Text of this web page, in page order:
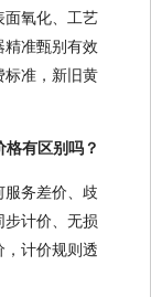
面氧化、工艺
精准甄别有效
标准，新旧黄
有区别吗？
服务差价、歧
步计价、无损
，计价规则透